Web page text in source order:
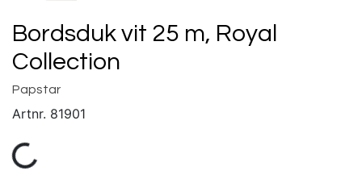
Bordsduk vit 25 m, Royal
Collection
Papstar
Artnr. 81901